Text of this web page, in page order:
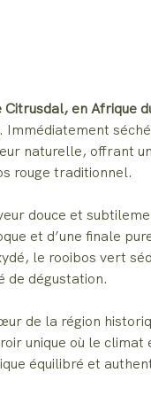
en Afrique
Immédiatement
naturelle, offrant
rouge traditionnel.
douce et
et d’une finale
le rooibos vert
de dégustation.
de la région
unique où le
équilibré et